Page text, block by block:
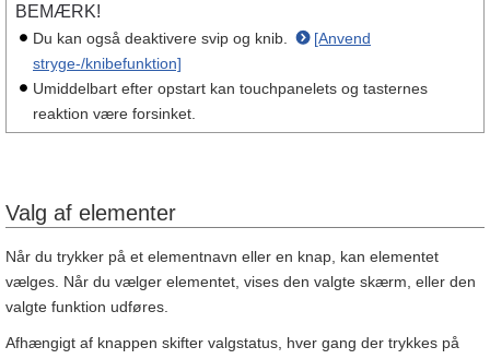
BEMÆRK!
Du kan også deaktivere svip og knib.
[Anvend
stryge-/knibefunktion]
Umiddelbart efter opstart kan touchpanelets og tasternes
reaktion være forsinket.
Valg af elementer
Når du trykker på et elementnavn eller en knap, kan elementet
vælges. Når du vælger elementet, vises den valgte skærm, eller den
valgte funktion udføres.
Afhængigt af knappen skifter valgstatus, hver gang der trykkes på